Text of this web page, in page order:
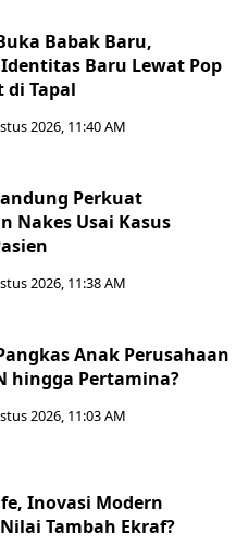
Babak Baru,
Baru Lewat Pop
di Tapal
2026, 11:40 AM
Perkuat
Nakes Usai Kasus
2026, 11:38 AM
Anak Perusahaan
hingga Pertamina?
2026, 11:03 AM
Inovasi Modern
Tambah Ekraf?